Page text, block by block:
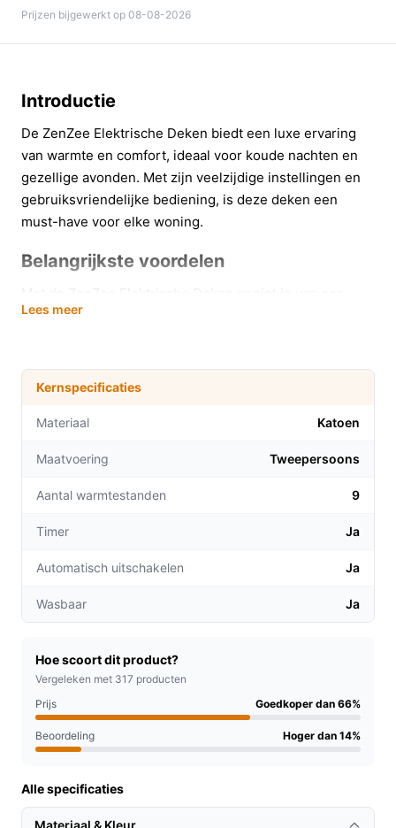
Prijzen bijgewerkt op 08-08-2026
Introductie
De ZenZee Elektrische Deken biedt een luxe ervaring
van warmte en comfort, ideaal voor koude nachten en
gezellige avonden. Met zijn veelzijdige instellingen en
gebruiksvriendelijke bediening, is deze deken een
must-have voor elke woning.
Belangrijkste voordelen
scala aan voordelen, die je leven comfortabeler maken.
warmtestanden om de ideale temperatuur voor jou
te creëren, variërend van 25°C tot 46°C.
Timers voor gebruiksgemak:
Stel de timer in op
ontspannen zonder je druk te maken over het
gewenste temperatuur, waardoor je direct kunt
Deze elektrische deken is perfect voor iedereen die op
je nu een student bent die studeert op de bank, een
ouder die de nachten doorbrengt met een jonge baby, of
gewoon iemand die een knusse avond wil doorbrengen,
deze deken is voor jou gemaakt.
De ZenZee Elektrische Deken onderscheidt zich op
verschillende manieren van andere warmtedekens op
Lees meer
Kernspecificaties
Materiaal Katoen
Maatvoering Tweepersoons
Aantal warmtestanden 9
Timer Ja
Automatisch uitschakelen Ja
Wasbaar Ja
Hoe scoort dit product?
Vergeleken met 317 producten
Prijs
Goedkoper dan 66%
Beoordeling Hoger dan 14%
Alle specificaties
Materiaal & Kleur